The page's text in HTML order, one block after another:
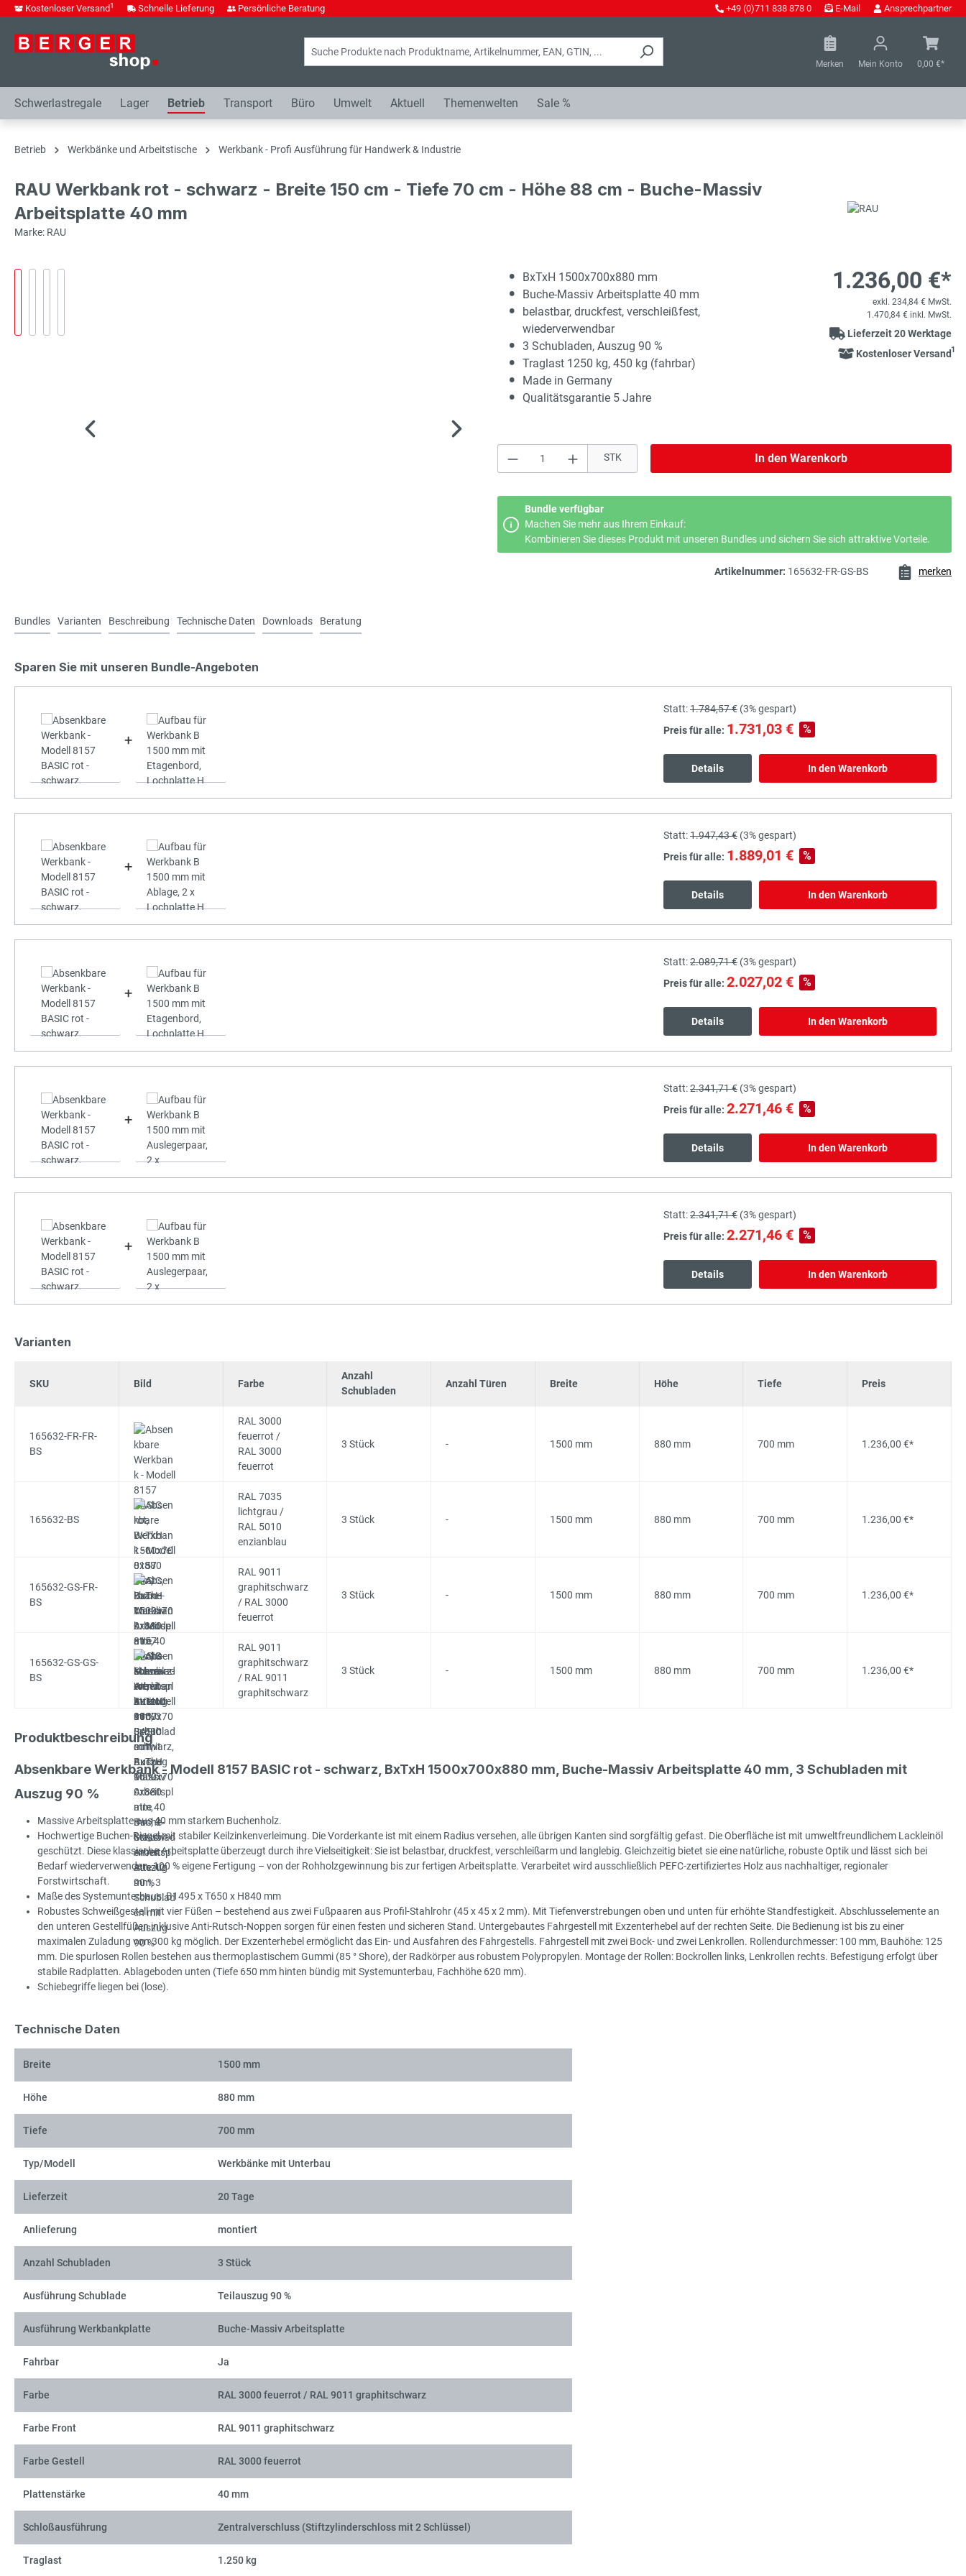
Zur Hauptnavigation springen
Kostenloser Versand1 Schnelle Lieferung Persönliche Beratung +49 (0)711 838 878 0 E-Mail Ansprechpartner
Merken Mein Konto 0,00 €*
Schwerlastregale Lager Betrieb Transport Büro Umwelt Aktuell Themenwelten Sale %
Betrieb Werkbänke und Arbeitstische Werkbank - Profi Ausführung für Handwerk & Industrie
RAU Werkbank rot - schwarz - Breite 150 cm - Tiefe 70 cm - Höhe 88 cm - Buche-Massiv
Arbeitsplatte 40 mm
Marke: RAU
BxTxH 1500x700x880 mm
Buche-Massiv Arbeitsplatte 40 mm
belastbar, druckfest, verschleißfest,
wiederverwendbar
3 Schubladen, Auszug 90 %
Traglast 1250 kg, 450 kg (fahrbar)
Made in Germany
Qualitätsgarantie 5 Jahre
1.236,00 €*
exkl. 234,84 € MwSt.
1.470,84 € inkl. MwSt.
Lieferzeit 20 Werktage
Kostenloser Versand1
Produkt Anzahl: Gib den gewünschten Wert ein oder
STK In den Warenkorb
Bundle verfügbar
Machen Sie mehr aus Ihrem Einkauf:
Kombinieren Sie dieses Produkt mit unseren Bundles und sichern Sie sich attraktive Vorteile.
Artikelnummer: 165632-FR-GS-BS merken
Bundles Varianten Beschreibung Technische Daten Downloads Beratung
Sparen Sie mit unseren Bundle-Angeboten
+
Statt:1.784,57 € (3%gespart)
Preis für alle: 1.731,03 € %
Details In den Warenkorb
+
Statt:1.947,43 € (3%gespart)
Preis für alle: 1.889,01 € %
Details In den Warenkorb
+
Statt:2.089,71 € (3%gespart)
Preis für alle: 2.027,02 € %
Details In den Warenkorb
+
Statt:2.341,71 € (3%gespart)
Preis für alle: 2.271,46 € %
Details In den Warenkorb
+
Statt:2.341,71 € (3%gespart)
Preis für alle: 2.271,46 € %
Details In den Warenkorb
Varianten
SKU Bild Farbe
Anzahl
Schubladen
Anzahl Türen Breite Höhe Tiefe Preis
165632-FR-FR-
BS
RAL 3000
feuerrot /
RAL 3000
feuerrot
3 Stück - 1500 mm 880 mm 700 mm 1.236,00 €*
165632-BS
RAL 7035
lichtgrau /
RAL 5010
enzianblau
3 Stück - 1500 mm 880 mm 700 mm 1.236,00 €*
165632-GS-FR-
BS
RAL 9011
graphitschwarz
/ RAL 3000
feuerrot
3 Stück - 1500 mm 880 mm 700 mm 1.236,00 €*
165632-GS-GS-
BS
RAL 9011
graphitschwarz
/ RAL 9011
graphitschwarz
3 Stück - 1500 mm 880 mm 700 mm 1.236,00 €*
Produktbeschreibung
Absenkbare Werkbank - Modell 8157 BASIC rot - schwarz, BxTxH 1500x700x880 mm, Buche-Massiv Arbeitsplatte 40 mm, 3 Schubladen mit
Auszug 90 %
Massive Arbeitsplatte aus 40 mm starkem Buchenholz.
Hochwertige Buchen-Riegel mit stabiler Keilzinkenverleimung. Die Vorderkante ist mit einem Radius versehen, alle übrigen Kanten sind sorgfältig gefast. Die Oberfläche ist mit umweltfreundlichem Lackleinöl
geschützt. Diese klassische Arbeitsplatte überzeugt durch ihre Vielseitigkeit: Sie ist belastbar, druckfest, verschleißarm und langlebig. Gleichzeitig bietet sie eine natürliche, robuste Optik und lässt sich bei
Bedarf wiederverwenden. 100 % eigene Fertigung – von der Rohholzgewinnung bis zur fertigen Arbeitsplatte. Verarbeitet wird ausschließlich PEFC-zertifiziertes Holz aus nachhaltiger, regionaler
Forstwirtschaft.
Maße des Systemunterbaus: B1495 x T650 x H840 mm
Robustes Schweißgestell mit vier Füßen – bestehend aus zwei Fußpaaren aus Profil-Stahlrohr (45 x 45 x 2 mm). Mit Tiefenverstrebungen oben und unten für erhöhte Standfestigkeit. Abschlusselemente an
den unteren Gestellfüßen inklusive Anti-Rutsch-Noppen sorgen für einen festen und sicheren Stand. Untergebautes Fahrgestell mit Exzenterhebel auf der rechten Seite. Die Bedienung ist bis zu einer
maximalen Zuladung von 300 kg möglich. Der Exzenterhebel ermöglicht das Ein- und Ausfahren des Fahrgestells. Fahrgestell mit zwei Bock- und zwei Lenkrollen. Rollendurchmesser: 100 mm, Bauhöhe: 125
mm. Die spurlosen Rollen bestehen aus thermoplastischem Gummi (85 ° Shore), der Radkörper aus robustem Polypropylen. Montage der Rollen: Bockrollen links, Lenkrollen rechts. Befestigung erfolgt über
stabile Radplatten. Ablageboden unten (Tiefe 650 mm hinten bündig mit Systemunterbau, Fachhöhe 620 mm).
Schiebegriffe liegen bei (lose).
Technische Daten
Breite 1500 mm
Höhe 880 mm
Tiefe 700 mm
Typ/Modell Werkbänke mit Unterbau
Lieferzeit 20 Tage
Anlieferung montiert
Anzahl Schubladen 3 Stück
Ausführung Schublade Teilauszug 90 %
Ausführung Werkbankplatte Buche-Massiv Arbeitsplatte
Fahrbar Ja
Farbe RAL 3000 feuerrot / RAL 9011 graphitschwarz
Farbe Front RAL 9011 graphitschwarz
Farbe Gestell RAL 3000 feuerrot
Plattenstärke 40 mm
Schloßausführung Zentralverschluss (Stiftzylinderschloss mit 2 Schlüssel)
Traglast 1.250 kg